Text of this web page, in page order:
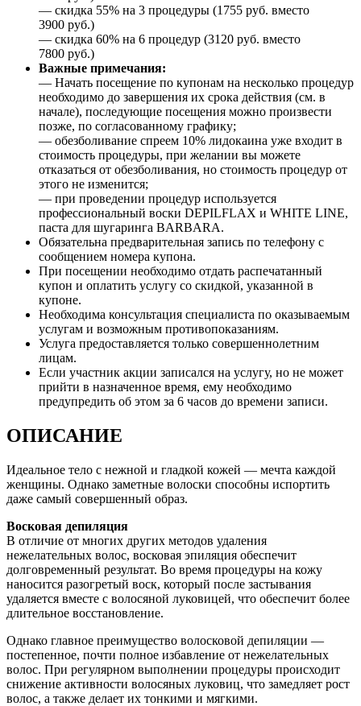
— скидка 55% на 3 процедуры (1755 руб. вместо
3900 руб.)
— скидка 60% на 6 процедур (3120 руб. вместо
7800 руб.)
Важные примечания:
— Начать посещение по купонам на несколько процедур
необходимо до завершения их срока действия (см. в
начале), последующие посещения можно произвести
позже, по согласованному графику;
— обезболивание спреем 10% лидокаина уже входит в
стоимость процедуры, при желании вы можете
отказаться от обезболивания, но стоимость процедур от
этого не изменится;
— при проведении процедур используется
профессиональный воски DEPILFLAX и WHITE LINE,
паста для шугаринга BARBARA.
Обязательна предварительная запись по телефону с
сообщением номера купона.
При посещении необходимо отдать распечатанный
купон и оплатить услугу со скидкой, указанной в
купоне.
Необходима консультация специалиста по оказываемым
услугам и возможным противопоказаниям.
Услуга предоставляется только совершеннолетним
лицам.
Если участник акции записался на услугу, но не может
прийти в назначенное время, ему необходимо
предупредить об этом за 6 часов до времени записи.
ОПИСАНИЕ
Идеальное тело с нежной и гладкой кожей — мечта каждой
женщины. Однако заметные волоски способны испортить
даже самый совершенный образ.
Восковая депиляция
В отличие от многих других методов удаления
нежелательных волос, восковая эпиляция обеспечит
долговременный результат. Во время процедуры на кожу
наносится разогретый воск, который после застывания
удаляется вместе с волосяной луковицей, что обеспечит более
длительное восстановление.
Однако главное преимущество волосковой депиляции —
постепенное, почти полное избавление от нежелательных
волос. При регулярном выполнении процедуры происходит
снижение активности волосяных луковиц, что замедляет рост
волос, а также делает их тонкими и мягкими.